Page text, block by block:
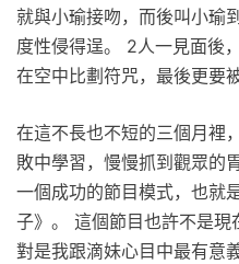
就與小瑜接吻，而後叫小瑜
度性侵得逞。 2人一見面後
在空中比劃符咒，最後更要
在這不長也不短的三個月裡
敗中學習，慢慢抓到觀眾的
一個成功的節目模式，也就
子》。 這個節目也許不是
對是我跟滴妹心目中最有意